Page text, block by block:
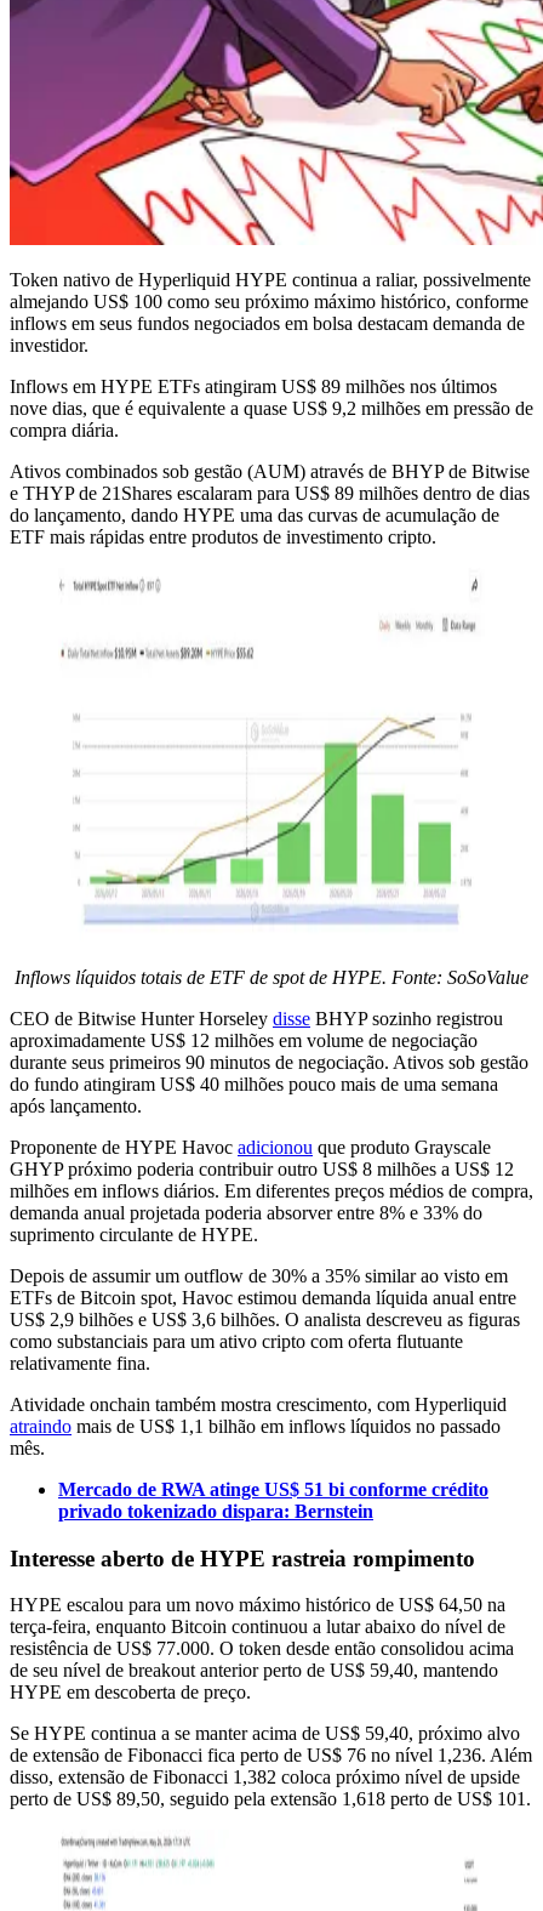
Token nativo de Hyperliquid HYPE continua a raliar, possivelmente
almejando US$ 100 como seu próximo máximo histórico, conforme
inflows em seus fundos negociados em bolsa destacam demanda de
investidor.
Inflows em HYPE ETFs atingiram US$ 89 milhões nos últimos
nove dias, que é equivalente a quase US$ 9,2 milhões em pressão de
compra diária.
Ativos combinados sob gestão (AUM) através de BHYP de Bitwise
e THYP de 21Shares escalaram para US$ 89 milhões dentro de dias
do lançamento, dando HYPE uma das curvas de acumulação de
ETF mais rápidas entre produtos de investimento cripto.
Inflows líquidos totais de ETF de spot de HYPE. Fonte: SoSoValue
CEO de Bitwise Hunter Horseley disse BHYP sozinho registrou
aproximadamente US$ 12 milhões em volume de negociação
durante seus primeiros 90 minutos de negociação. Ativos sob gestão
do fundo atingiram US$ 40 milhões pouco mais de uma semana
após lançamento.
Proponente de HYPE Havoc adicionou que produto Grayscale
GHYP próximo poderia contribuir outro US$ 8 milhões a US$ 12
milhões em inflows diários. Em diferentes preços médios de compra,
demanda anual projetada poderia absorver entre 8% e 33% do
suprimento circulante de HYPE.
Depois de assumir um outflow de 30% a 35% similar ao visto em
ETFs de Bitcoin spot, Havoc estimou demanda líquida anual entre
US$ 2,9 bilhões e US$ 3,6 bilhões. O analista descreveu as figuras
como substanciais para um ativo cripto com oferta flutuante
relativamente fina.
Atividade onchain também mostra crescimento, com Hyperliquid
atraindo mais de US$ 1,1 bilhão em inflows líquidos no passado
mês.
Mercado de RWA atinge US$ 51 bi conforme crédito
privado tokenizado dispara: Bernstein
Interesse aberto de HYPE rastreia rompimento
HYPE escalou para um novo máximo histórico de US$ 64,50 na
terça-feira, enquanto Bitcoin continuou a lutar abaixo do nível de
resistência de US$ 77.000. O token desde então consolidou acima
de seu nível de breakout anterior perto de US$ 59,40, mantendo
HYPE em descoberta de preço.
Se HYPE continua a se manter acima de US$ 59,40, próximo alvo
de extensão de Fibonacci fica perto de US$ 76 no nível 1,236. Além
disso, extensão de Fibonacci 1,382 coloca próximo nível de upside
perto de US$ 89,50, seguido pela extensão 1,618 perto de US$ 101.